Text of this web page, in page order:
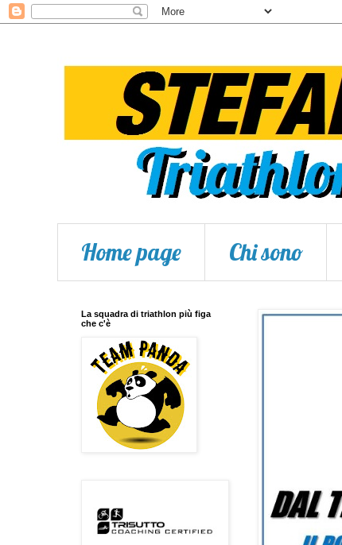
Home page Chi sono
La squadra di triathlon più figa
che c'è